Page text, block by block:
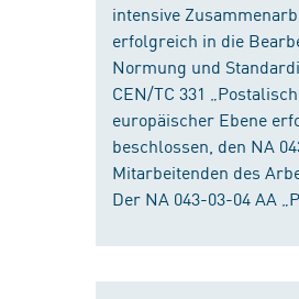
intensive
erfolgreich in die
Normung und
CEN/TC 331
europäischer Ebene
beschlossen, den NA
Mitarbeitenden des
Der NA 043-03-04 AA